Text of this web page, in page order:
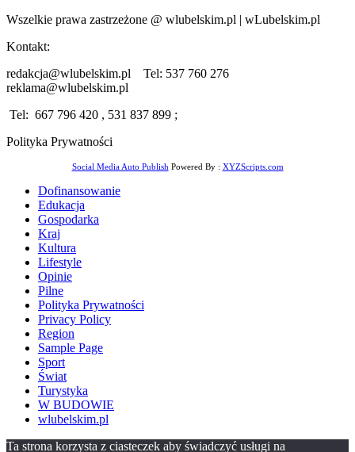
Wszelkie prawa zastrzeżone @ wlubelskim.pl | wLubelskim.pl
Kontakt:
redakcja@wlubelskim.pl Tel: 537 760 276
reklama@wlubelskim.pl
Tel: 667 796 420 , 531 837 899 ;
Polityka Prywatności
Social Media Auto Publish Powered By : XYZScripts.com
Dofinansowanie
Edukacja
Gospodarka
Kraj
Kultura
Lifestyle
Opinie
Pilne
Polityka Prywatności
Privacy Policy
Region
Sample Page
Sport
Świat
Turystyka
W BUDOWIE
wlubelskim.pl
Ta strona korzysta z ciasteczek aby świadczyć usługi na